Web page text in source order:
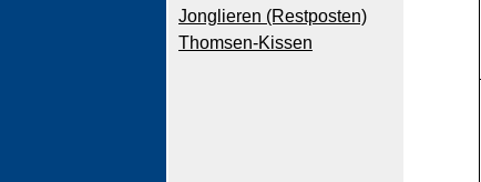
Jonglieren (Restposten)
Thomsen-Kissen